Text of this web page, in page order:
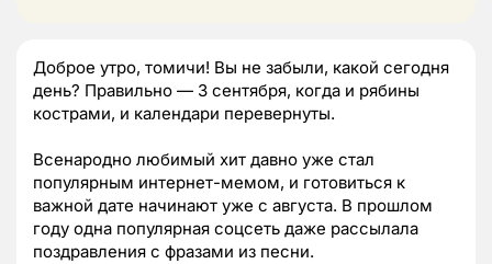
Доброе утро, томичи! Вы не забыли, какой сегодня
день? Правильно — 3 сентября, когда и рябины
кострами, и календари перевернуты.
Всенародно любимый хит давно уже стал
популярным интернет-мемом, и готовиться к
важной дате начинают уже с августа. В прошлом
году одна популярная соцсеть даже рассылала
поздравления с фразами из песни.